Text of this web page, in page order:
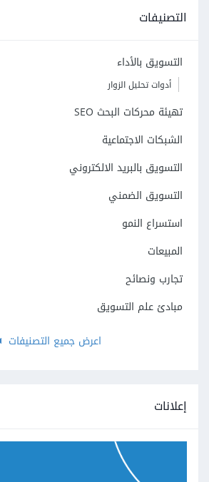
التصنيفات
التسويق بالأداء
أدوات تحليل الزوار
تهيئة محركات البحث SEO
الشبكات الاجتماعية
التسويق بالبريد الالكتروني
التسويق الضمني
استسراع النمو
المبيعات
تجارب ونصائح
مبادئ علم التسويق
اعرض جميع التصنيفات
إعلانات